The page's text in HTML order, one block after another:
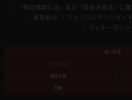
「特定商取引法」及び「資金決済法」に
運営会社
ファンコンテンツガイド
クッキーポリシ
黒い砂漠
ジャンル
課金形態
対象